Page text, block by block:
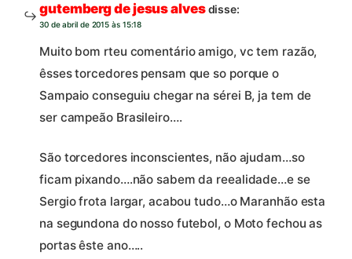
gutemberg de jesus alvesdisse:
30 de abril de 2015 às 15:18
Muito bom rteu comentário amigo, vc tem razão,
êsses torcedores pensam que so porque o
Sampaio conseguiu chegar na sérei B, ja tem de
ser campeão Brasileiro….
São torcedores inconscientes, não ajudam…so
ficam pixando….não sabem da reealidade…e se
Sergio frota largar, acabou tudo…o Maranhão esta
na segundona do nosso futebol, o Moto fechou as
portas êste ano…..